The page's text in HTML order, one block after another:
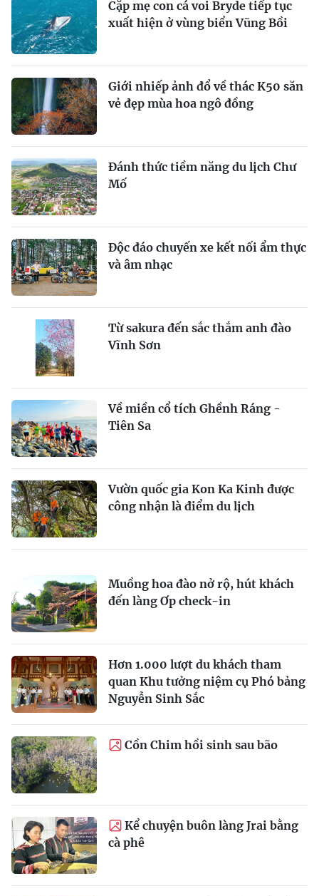
Cặp mẹ con cá voi Bryde tiếp tục
xuất hiện ở vùng biển Vũng Bồi
Giới nhiếp ảnh đổ về thác K50 săn
vẻ đẹp mùa hoa ngô đồng
Đánh thức tiềm năng du lịch Chư
Mố
Độc đáo chuyến xe kết nối ẩm thực
và âm nhạc
Từ sakura đến sắc thắm anh đào
Vĩnh Sơn
Về miền cổ tích Ghềnh Ráng -
Tiên Sa
Vườn quốc gia Kon Ka Kinh được
công nhận là điểm du lịch
Muồng hoa đào nở rộ, hút khách
đến làng Ơp check-in
Hơn 1.000 lượt du khách tham
quan Khu tưởng niệm cụ Phó bảng
Nguyễn Sinh Sắc
Cồn Chim hồi sinh sau bão
Kể chuyện buôn làng Jrai bằng
cà phê